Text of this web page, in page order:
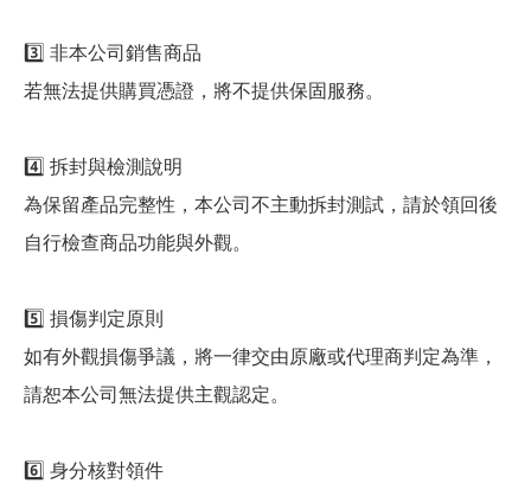
3️⃣ 非本公司銷售商品
若無法提供購買憑證，將不提供保固服務。
4️⃣ 拆封與檢測說明
為保留產品完整性，本公司不主動拆封測試，請於領回後
自行檢查商品功能與外觀。
5️⃣ 損傷判定原則
如有外觀損傷爭議，將一律交由原廠或代理商判定為準，
請恕本公司無法提供主觀認定。
6️⃣ 身分核對領件